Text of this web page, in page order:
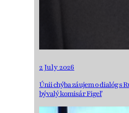
2 July 2026
Únii chýba záujem o dialóg s
bývalý komisár Figeľ